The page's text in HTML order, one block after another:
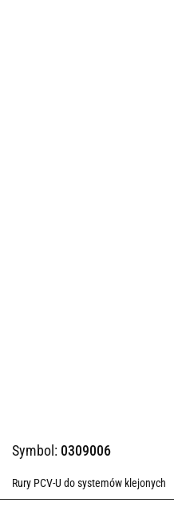
Symbol: 0309006
Rury PCV-U do systemów klejonych